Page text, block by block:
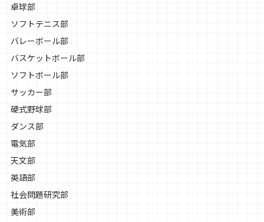
卓球部
ソフトテニス部
バレーボール部
バスケットボール部
ソフトボール部
サッカー部
硬式野球部
ダンス部
電気部
天文部
英語部
社会問題研究部
美術部